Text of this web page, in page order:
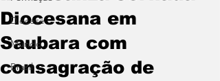
Diocese
Mundo
Brasil
Diocesana em
Saubara com
consagração de